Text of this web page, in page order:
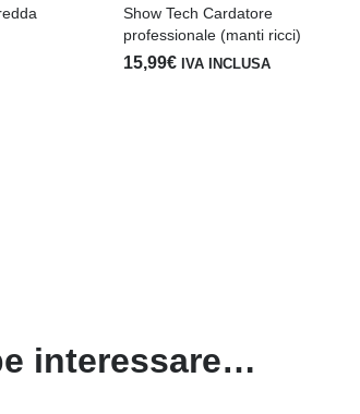
Show Tech Cardatore
professionale (manti ricci)
15,99€ IVA INCLUSA
interessare…